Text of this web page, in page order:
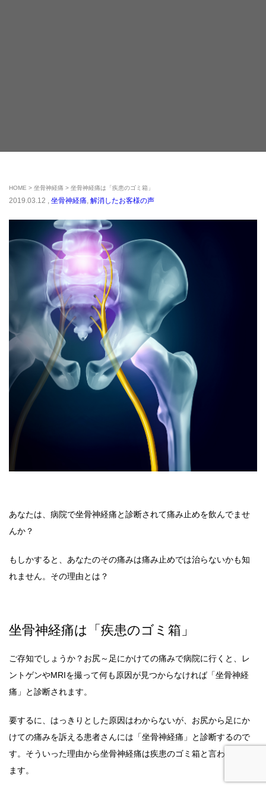
HOME 坐骨神経痛 坐骨神経痛は「疾患のゴミ箱」
2019.03.12 , 坐骨神経痛, 解消したお客様の声
あなたは、病院で坐骨神経痛と診断されて痛み止めを飲んでませ
んか？
もしかすると、あなたのその痛みは痛み止めでは治らないかも知
れません。その理由とは？
坐骨神経痛は「疾患のゴミ箱」
ご存知でしょうか？お尻～足にかけての痛みで病院に行くと、レ
ントゲンやMRIを撮って何も原因が見つからなければ「坐骨神経
痛」と診断されます。
要するに、はっきりとした原因はわからないが、お尻から足にか
けての痛みを訴える患者さんには「坐骨神経痛」と診断するので
す。そういった理由から坐骨神経痛は疾患のゴミ箱と言われてい
ます。